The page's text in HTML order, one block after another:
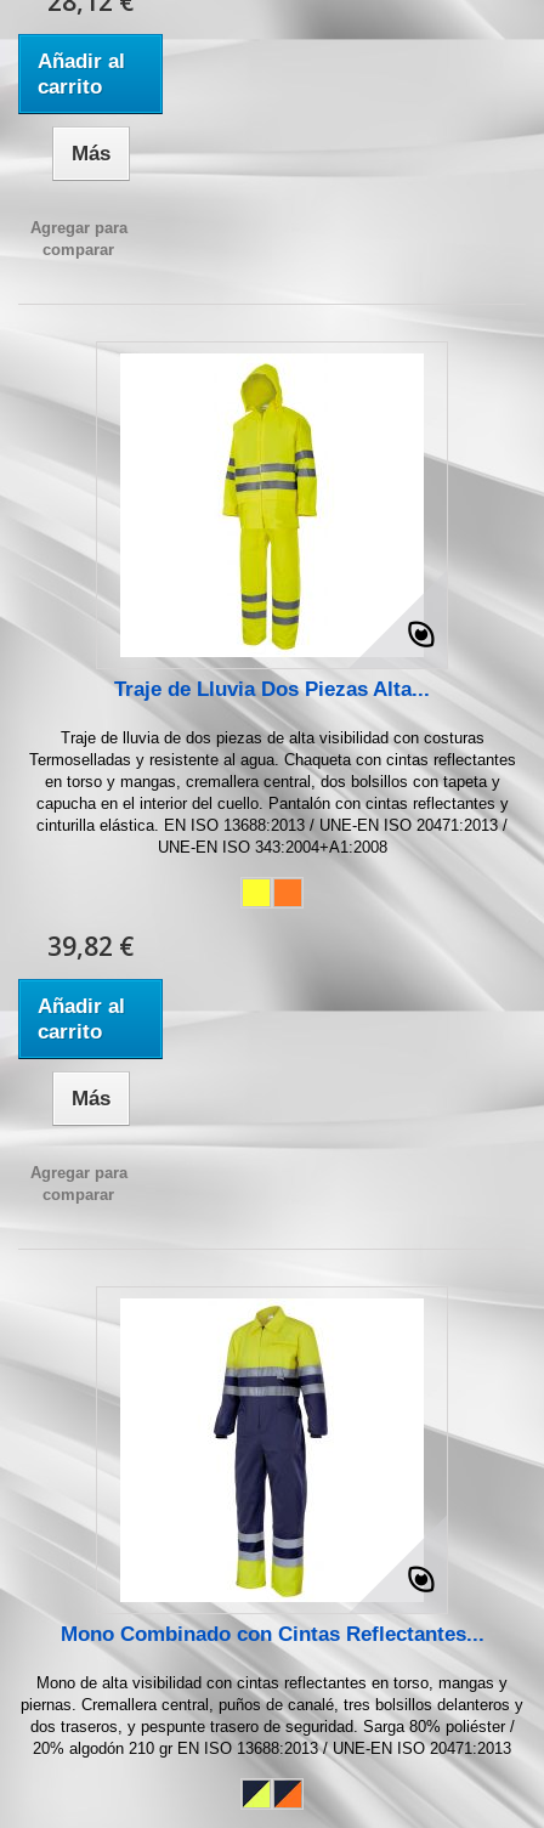
Añadir al
carrito
Más
Agregar para
comparar
Traje de Lluvia Dos Piezas Alta...
Traje de lluvia de dos piezas de alta visibilidad con costuras
Termoselladas y resistente al agua. Chaqueta con cintas reflectantes
en torso y mangas, cremallera central, dos bolsillos con tapeta y
capucha en el interior del cuello. Pantalón con cintas reflectantes y
cinturilla elástica. EN ISO 13688:2013 / UNE-EN ISO 20471:2013 /
UNE-EN ISO 343:2004+A1:2008
39,82 €
Añadir al
carrito
Más
Agregar para
comparar
Mono Combinado con Cintas Reflectantes...
Mono de alta visibilidad con cintas reflectantes en torso, mangas y
piernas. Cremallera central, puños de canalé, tres bolsillos delanteros y
dos traseros, y pespunte trasero de seguridad. Sarga 80% poliéster /
20% algodón 210 gr EN ISO 13688:2013 / UNE-EN ISO 20471:2013